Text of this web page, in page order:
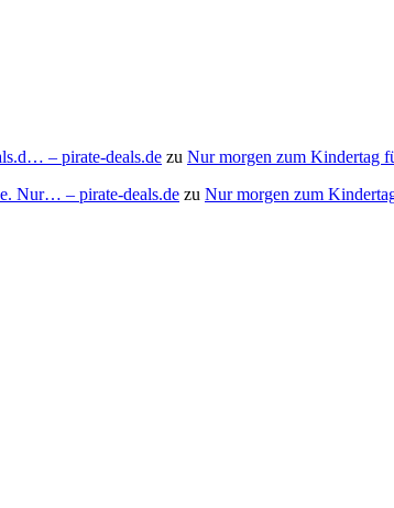
– pirate-deals.de zu Nur morgen zum Kindertag
Nur… – pirate-deals.de zu Nur morgen zum